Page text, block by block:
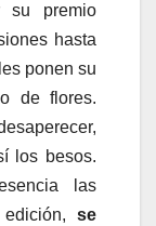
su premio
hasta
ponen su
de flores.
los besos.
las
se